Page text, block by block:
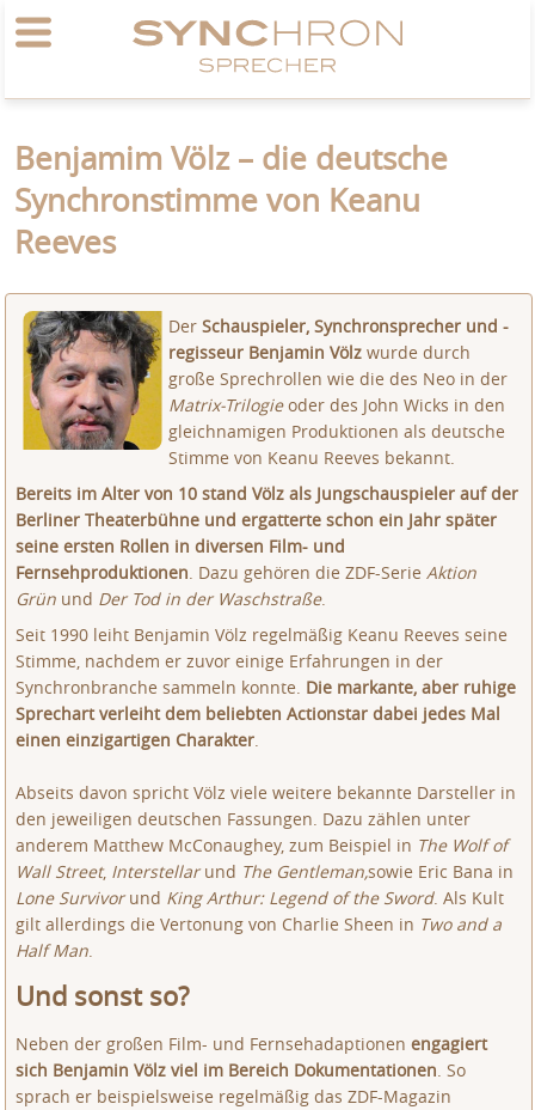
Benjamim Völz – die deutsche
Synchronstimme von Keanu
Reeves
DerSchauspieler, Synchronsprecher und -
regisseur Benjamin Völz wurde durch
große Sprechrollen wie die des Neo in der
Matrix-Trilogieoder des John Wicks in den
gleichnamigen Produktionen als deutsche
Stimme von Keanu Reeves bekannt.
Bereits im Alter von 10 stand Völz als Jungschauspieler auf der
Berliner Theaterbühne und ergatterte schon ein Jahr später
seine ersten Rollen in diversen Film- und
Fernsehproduktionen. Dazu gehören die ZDF-SerieAktion
Grün und Der Tod in der Waschstraße.
Seit 1990 leiht Benjamin Völz regelmäßig Keanu Reeves seine
Stimme, nachdem er zuvor einige Erfahrungen in der
Synchronbranche sammeln konnte. Die markante, aber ruhige
Sprechart verleiht dem beliebten Actionstar dabei jedes Mal
einen einzigartigen Charakter.
Abseits davon spricht Völz viele weitere bekannte Darsteller in
den jeweiligen deutschen Fassungen. Dazu zählen unter
anderem Matthew McConaughey, zum Beispiel in The Wolf of
Wall Street, Interstellarund The Gentleman,sowie Eric Bana in
Lone Survivorund King Arthur: Legend of the Sword. Als Kult
gilt allerdings die Vertonung von Charlie Sheen in Two and a
Half Man.
Und sonst so?
Neben der großen Film- und Fernsehadaptionenengagiert
sich Benjamin Völz viel im Bereich Dokumentationen. So
sprach er beispielsweise regelmäßig das ZDF-Magazin